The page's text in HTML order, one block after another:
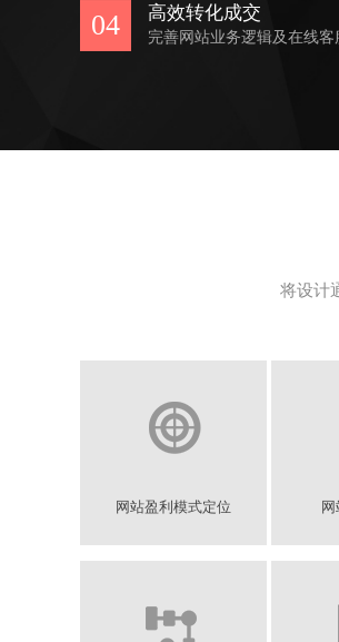
04 高效转化成交
完善网站业务逻辑及在线
将设计
网站盈利模式定位